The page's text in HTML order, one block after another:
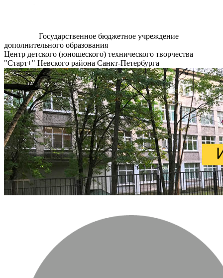
Государственное бюджетное учреждение
дополнительного образования
Центр детского (юношеского) технического творчества
"Старт+" Невского района Санкт-Петербурга